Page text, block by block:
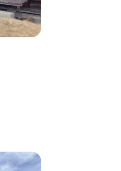
詳細はこちら